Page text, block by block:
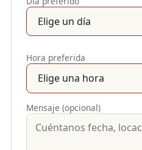
Hora preferida
Mensaje (opcional)